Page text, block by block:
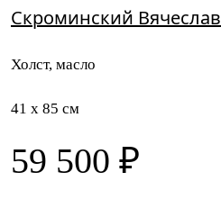
Скроминский Вячеслав
Холст, масло
41 x 85 см
59 500 ₽